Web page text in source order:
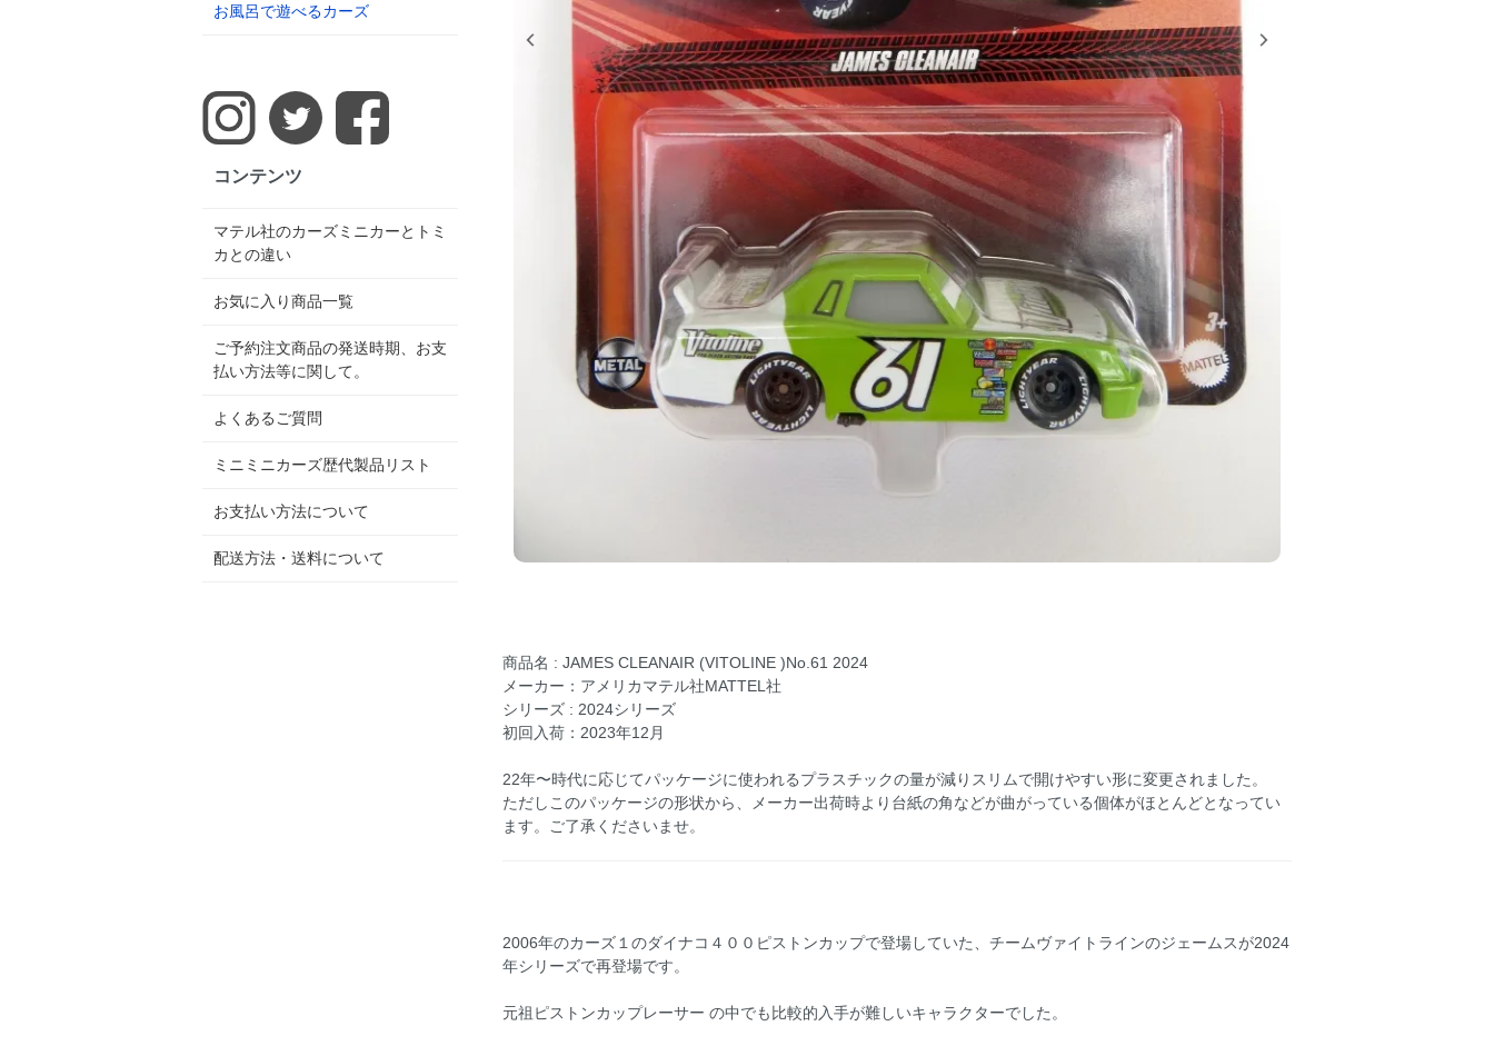
商品名 : JAMES CLEANAIR (VITOLINE )No.61 2024
メーカー：アメリカマテル社MATTEL社
シリーズ : 2024シリーズ
初回入荷：2023年12月
22年〜時代に応じてパッケージに使われるプラスチックの量が減りスリムで開けやすい形に変更されました。
ただしこのパッケージの形状から、メーカー出荷時より台紙の角などが曲がっている個体がほとんどとなってい
ます。ご了承くださいませ。
2006年のカーズ１のダイナコ４００ピストンカップで登場していた、チームヴァイトラインのジェームスが2024
年シリーズで再登場です。
元祖ピストンカップレーサー の中でも比較的入手が難しいキャラクターでした。
お風呂で遊べるカーズ
コンテンツ
マテル社のカーズミニカーとトミ
カとの違い
お気に入り商品一覧
ご予約注文商品の発送時期、お支
払い方法等に関して。
よくあるご質問
ミニミニカーズ歴代製品リスト
お支払い方法について
配送方法・送料について